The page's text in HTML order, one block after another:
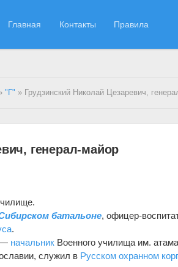
Главная Контакты Правила
"Г" » Грудзинский Николай Цезаревич,
генерал-майор
батальоне, офицер-
.
— начальник Военного училища им.
служил в Русском охранном